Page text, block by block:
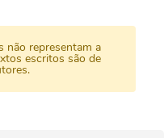
não representam a
escritos são de